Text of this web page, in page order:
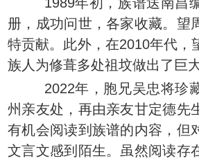
册，成功问世，各家收藏。望
特贡献。此外，在2010年代，
族人为修葺多处祖坟做出了巨大
2022年，胞兄吴忠将珍藏
州亲友处，再由亲友甘定德先
有机会阅读到族谱的内容，但
文言文感到陌生。虽然阅读存